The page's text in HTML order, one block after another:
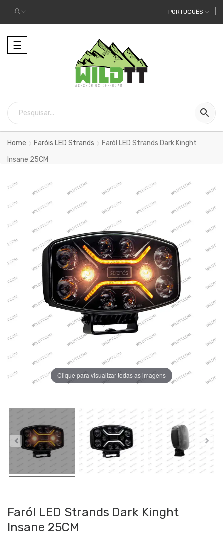
PORTUGUÊS
Alternar
a
☰

Home Faróis LED Strands
Faról LED Strands Dark Kinght
Insane 25CM
Clique para visualizar todas as imagens
Faról LED Strands Dark Kinght
Insane 25CM